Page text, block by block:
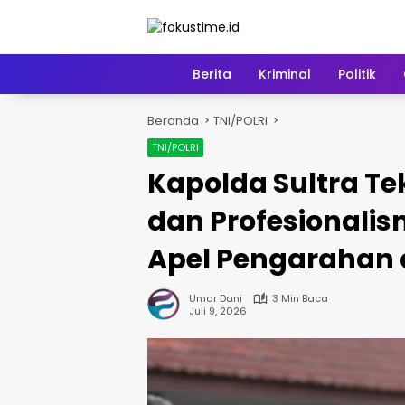
HomeBerita Kriminal Politik
Beranda TNI/POLRI
TNI/POLRI
Kapolda Sultra
dan
Apel
Umar Dani
3 Min Baca
Juli 9, 2026